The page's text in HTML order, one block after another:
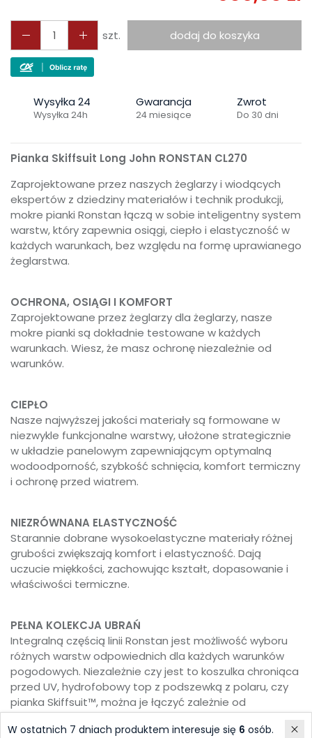
szt. dodaj do koszyka
Wysyłka 24
Wysyłka 24h
Gwarancja
24 miesiące
Zwrot
Do 30 dni
Pianka Skiffsuit Long John RONSTAN CL270
Zaprojektowane przez naszych żeglarzy i wiodących
ekspertów z dziedziny materiałów i technik produkcji,
mokre pianki Ronstan łączą w sobie inteligentny system
warstw, który zapewnia osiągi, ciepło i elastyczność w
każdych warunkach, bez względu na formę uprawianego
żeglarstwa.
OCHRONA, OSIĄGI I KOMFORT
Zaprojektowane przez żeglarzy dla żeglarzy, nasze
mokre pianki są dokładnie testowane w każdych
warunkach. Wiesz, że masz ochronę niezależnie od
warunków.
CIEPŁO
Nasze najwyższej jakości materiały są formowane w
niezwykle funkcjonalne warstwy, ułożone strategicznie
w układzie panelowym zapewniającym optymalną
wodoodporność, szybkość schnięcia, komfort termiczny
i ochronę przed wiatrem.
NIEZRÓWNANA ELASTYCZNOŚĆ
Starannie dobrane wysokoelastyczne materiały różnej
grubości zwiększają komfort i elastyczność. Dają
uczucie miękkości, zachowując kształt, dopasowanie i
właściwości termiczne.
PEŁNA KOLEKCJA UBRAŃ
Integralną częścią linii Ronstan jest możliwość wyboru
różnych warstw odpowiednich dla każdych warunków
pogodowych. Niezależnie czy jest to koszulka chroniąca
przed UV, hydrofobowy top z podszewką z polaru, czy
pianka Skiffsuit™, można je łączyć zależnie od
warunków.
W ostatnich 7 dniach produktem interesuje się 6 osób.